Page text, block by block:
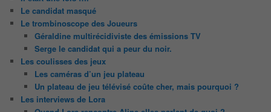
Le candidat masqué
Le trombinoscope des Joueurs
Géraldine multirécidiviste des émissions TV
Serge le candidat qui a peur du noir.
Les coulisses des jeux
Les caméras d’un jeu plateau
Un plateau de jeu télévisé coûte cher, mais pourquoi ?
Les interviews de Lora